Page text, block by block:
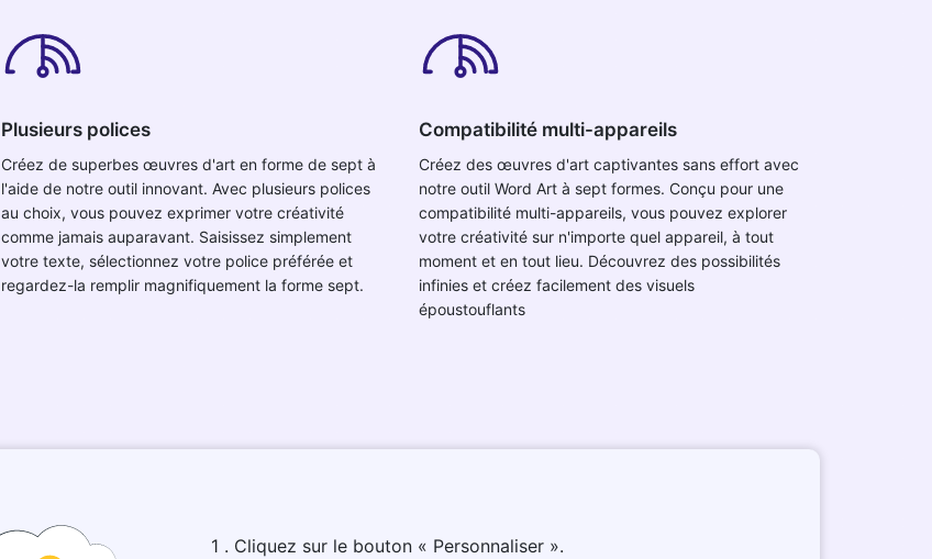
Plusieurs polices
Créez de superbes œuvres d'art en forme de sept à
l'aide de notre outil innovant. Avec plusieurs polices
au choix, vous pouvez exprimer votre créativité
comme jamais auparavant. Saisissez simplement
votre texte, sélectionnez votre police préférée et
regardez-la remplir magnifiquement la forme sept.
Compatibilité multi-appareils
Créez des œuvres d'art captivantes sans effort avec
notre outil Word Art à sept formes. Conçu pour une
compatibilité multi-appareils, vous pouvez explorer
votre créativité sur n'importe quel appareil, à tout
moment et en tout lieu. Découvrez des possibilités
infinies et créez facilement des visuels
époustouflants
1 . Cliquez sur le bouton « Personnaliser ».